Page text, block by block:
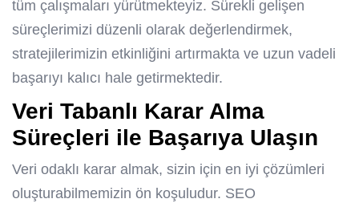
tüm çalışmaları yürütmekteyiz. Sürekli gelişen
süreçlerimizi düzenli olarak değerlendirmek,
stratejilerimizin etkinliğini artırmakta ve uzun vadeli
başarıyı kalıcı hale getirmektedir.
Veri Tabanlı Karar Alma
Süreçleri ile Başarıya Ulaşın
Veri odaklı karar almak, sizin için en iyi çözümleri
oluşturabilmemizin ön koşuludur. SEO